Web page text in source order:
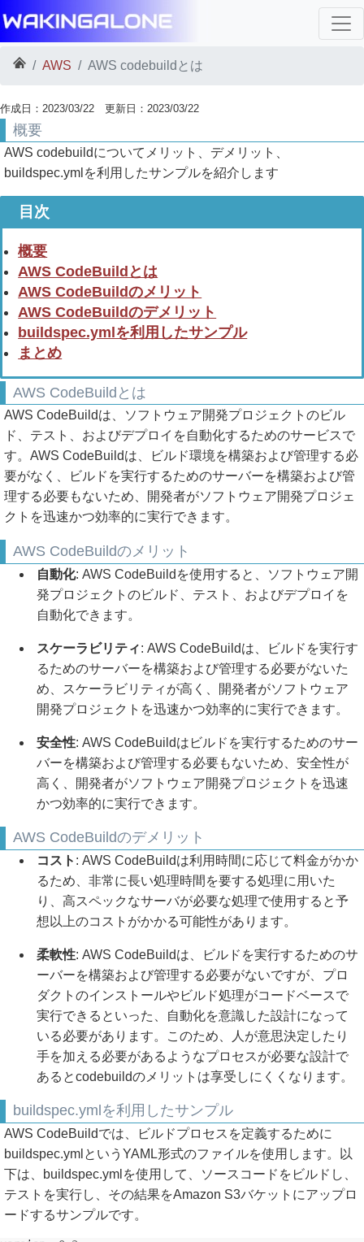
AWS AWS codebuildとは
作成日：2023/03/22 更新日：2023/03/22
概要
AWS codebuildについてメリット、デメリット、
buildspec.ymlを利用したサンプルを紹介します
概要
AWS CodeBuildとは
AWS CodeBuildのメリット
AWS CodeBuildのデメリット
buildspec.ymlを利用したサンプル
まとめ
AWS CodeBuildとは
AWS CodeBuildは、ソフトウェア開発プロジェクトのビル
ド、テスト、およびデプロイを自動化するためのサービスで
す。AWS CodeBuildは、ビルド環境を構築および管理する必
要がなく、ビルドを実行するためのサーバーを構築および管
理する必要もないため、開発者がソフトウェア開発プロジェ
クトを迅速かつ効率的に実行できます。
AWS CodeBuildのメリット
自動化: AWS CodeBuildを使用すると、ソフトウェア開
発プロジェクトのビルド、テスト、およびデプロイを
自動化できます。
スケーラビリティ: AWS CodeBuildは、ビルドを実行す
るためのサーバーを構築および管理する必要がないた
め、スケーラビリティが高く、開発者がソフトウェア
開発プロジェクトを迅速かつ効率的に実行できます。
安全性: AWS CodeBuildはビルドを実行するためのサー
バーを構築および管理する必要もないため、安全性が
高く、開発者がソフトウェア開発プロジェクトを迅速
かつ効率的に実行できます。
AWS CodeBuildのデメリット
コスト : AWS CodeBuildは利用時間に応じて料金がかか
るため、非常に長い処理時間を要する処理に用いた
り、高スペックなサーバが必要な処理で使用すると予
想以上のコストがかかる可能性があります。
柔軟性: AWS CodeBuildは、ビルドを実行するためのサ
ーバーを構築および管理する必要がないですが、プロ
ダクトのインストールやビルド処理がコードベースで
実行できるといった、自動化を意識した設計になって
いる必要があります。このため、人が意思決定したり
手を加える必要があるようなプロセスが必要な設計で
あるとcodebuildのメリットは享受しにくくなります。
buildspec.ymlを利用したサンプル
AWS CodeBuildでは、ビルドプロセスを定義するために
buildspec.ymlというYAML形式のファイルを使用します。以
下は、buildspec.ymlを使用して、ソースコードをビルドし、
テストを実行し、その結果をAmazon S3バケットにアップロ
ードするサンプルです。